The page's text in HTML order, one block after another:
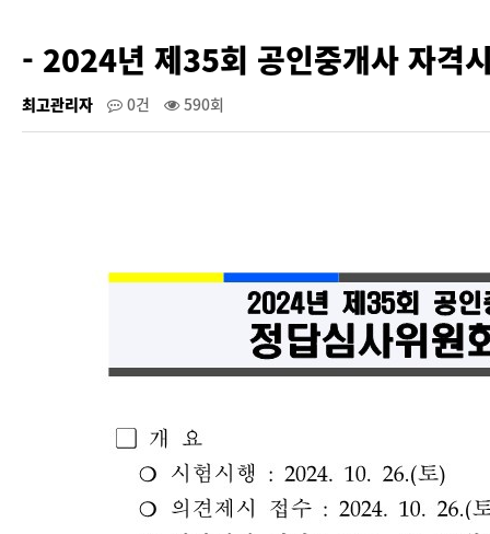
- 2024년 제35회 공인중개사 자격
최고관리자 0건 590회